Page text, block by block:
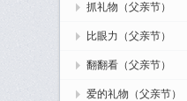
抓礼物（父亲节）
比眼力（父亲节）
翻翻看（父亲节）
爱的礼物（父亲节）